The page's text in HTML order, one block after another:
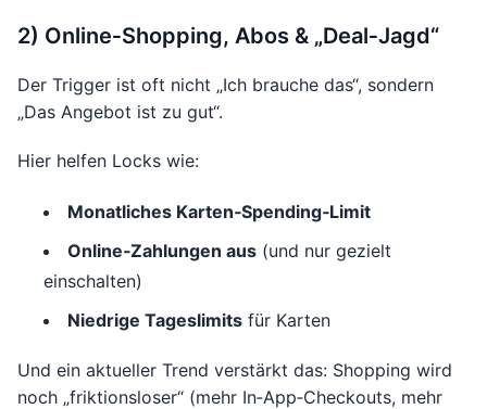
2) Online‑Shopping, Abos & „Deal‑Jagd“
Der Trigger ist oft nicht „Ich brauche das“, sondern
„Das Angebot ist zu gut“.
Hier helfen Locks wie:
Monatliches Karten‑Spending‑Limit
Online‑Zahlungen aus (und nur gezielt
einschalten)
Niedrige Tageslimits für Karten
Und ein aktueller Trend verstärkt das: Shopping wird
noch „friktionsloser“ (mehr In‑App‑Checkouts, mehr